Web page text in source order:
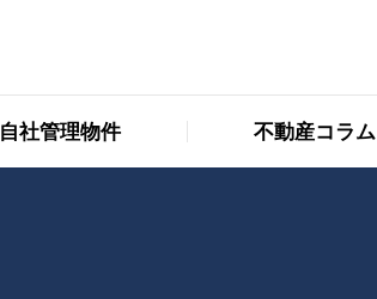
自社管理物件 不動産コラム